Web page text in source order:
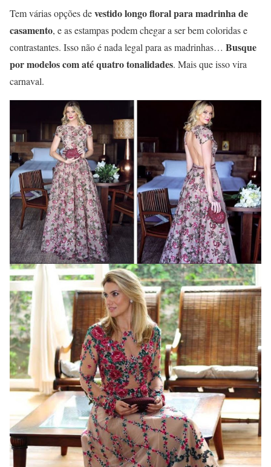
Tem várias opções devestido longo floral para madrinha de
casamento, e as estampas podem chegar a ser bem coloridas e
contrastantes. Isso não é nada legal para as madrinhas… Busque
por modelos com até quatro tonalidades. Mais que isso vira
carnaval.